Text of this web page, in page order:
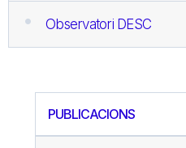
Observatori DESC
PUBLICACIONS